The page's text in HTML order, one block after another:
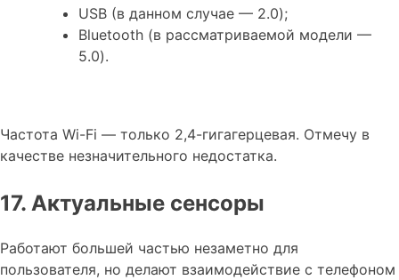
USB (в данном случае — 2.0);
Bluetooth (в рассматриваемой модели —
5.0).
Частота Wi-Fi — только 2,4-гигагерцевая. Отмечу в
качестве незначительного недостатка.
17. Актуальные сенсоры
Работают большей частью незаметно для
пользователя, но делают взаимодействие с телефоном